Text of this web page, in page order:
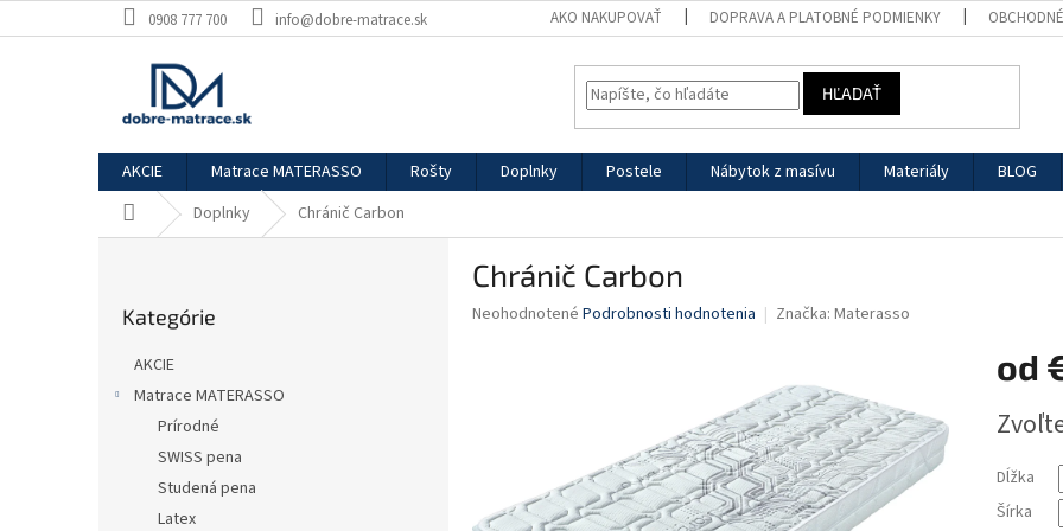
na
0908 777 700 info@dobre-matrace.sk AKO NAKUPOVAŤ DOPRAVA A PLATOBNÉ PODMIENKY
HĽADAŤ
AKCIE Matrace MATERASSO Rošty Doplnky Postele Nábytok z masívu Materiály BLOG
DomovDoplnky Chránič Carbon
kategórie
Kategórie
AKCIE
Matrace MATERASSO
Prírodné
SWISS pena
Studená pena
Latex
Chránič Carbon
Priemerné
Neohodnotené Podrobnosti hodnotenia Značka: Materasso
od
cena:
Dĺžka
Šírka